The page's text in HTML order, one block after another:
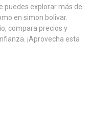
puedes explorar más de
en simon bolivar.
compara precios y
¡Aprovecha esta